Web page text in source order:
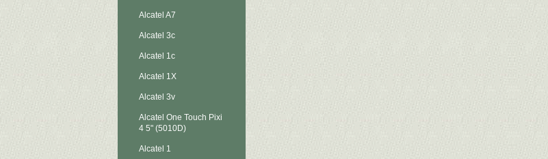
Alcatel A7
Alcatel 3c
Alcatel 1c
Alcatel 1X
Alcatel 3v
Alcatel One Touch Pixi
4 5" (5010D)
Alcatel 1